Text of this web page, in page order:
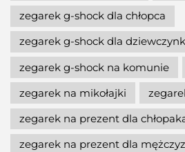
zegarek g-shock dla chłopca
zegarek g-shock dla
zegarek g-shock na komunie
zegarek na mikołajki
zegarek na prezent dla
zegarek na prezent dla